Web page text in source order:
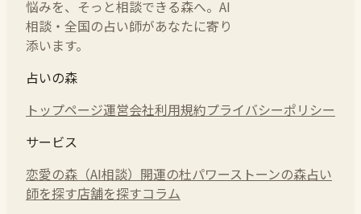
悩みを、そっと相談できる森へ。AI
相談・全国の占い師があなたに寄り
添います。
占いの森
トップページ運営会社利用規約プライバシーポリシー
サービス
恋愛の森（AI相談） 開運の杜パワーストーンの森占い
師を探す店舗を探すコラム